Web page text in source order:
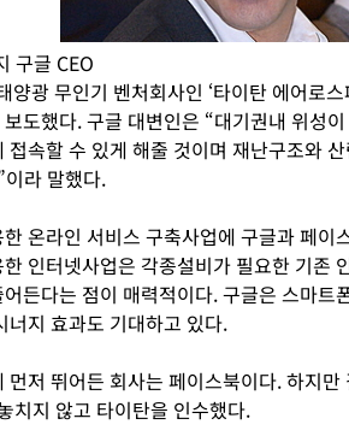
구글 CEO
양광 무인기 벤처회사인 ‘타이탄 에어로
도했다. 구글 대변인은 “대기권내 위성
접속할 수 있게 해줄 것이며 재난구조와
라 말했다.
온라인 서비스 구축사업에 구글과 페이
인터넷사업은 각종설비가 필요한 기존
든다는 점이 매력적이다. 구글은 스마트
너지 효과도 기대하고 있다.
먼저 뛰어든 회사는 페이스북이다. 하지
치지 않고 타이탄을 인수했다.